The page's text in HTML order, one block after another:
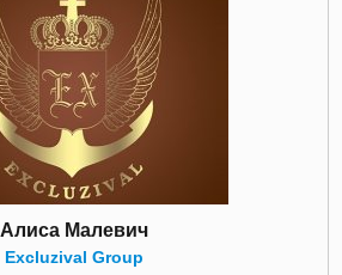
Алиса Малевич
Excluzival Group